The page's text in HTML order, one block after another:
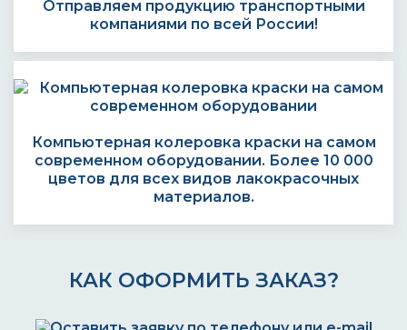
Отправляем продукцию транспортными
компаниями по всей России!
Компьютерная колеровка краски на самом
современном оборудовании. Более 10 000
цветов для всех видов лакокрасочных
материалов.
КАК ОФОРМИТЬ ЗАКАЗ?